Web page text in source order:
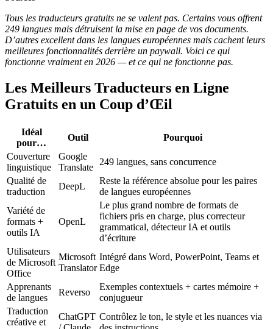
Tous les traducteurs gratuits ne se valent pas. Certains vous offrent
249 langues mais détruisent la mise en page de vos documents.
D’autres excellent dans les langues européennes mais cachent leurs
meilleures fonctionnalités derrière un paywall. Voici ce qui
fonctionne vraiment en 2026 — et ce qui ne fonctionne pas.
Les Meilleurs Traducteurs en Ligne
Gratuits en un Coup d’Œil
Idéal
pour…
Outil
Pourquoi
Couverture
linguistique
Google
Translate
249 langues, sans concurrence
Qualité de
traduction
DeepL
Reste la référence absolue pour les paires
de langues européennes
Variété de
formats +
outils IA
OpenL
Le plus grand nombre de formats de
fichiers pris en charge, plus correcteur
grammatical, détecteur IA et outils
d’écriture
Utilisateurs
de Microsoft
Office
Microsoft
Translator
Intégré dans Word, PowerPoint, Teams et
Edge
Apprenants
de langues
Reverso
Exemples contextuels + cartes mémoire +
conjugueur
Traduction
créative et
ChatGPT Contrôlez le ton, le style et les nuances via